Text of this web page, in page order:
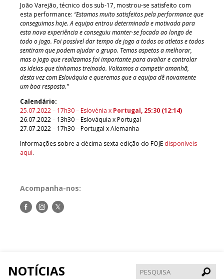
João Varejão, técnico dos sub-17, mostrou-se satisfeito com
esta performance: “Estamos muito satisfeitos pela performance que
conseguimos hoje. A equipa entrou determinada e motivada para
esta nova experiência e conseguiu manter-se focada ao longo de
todo o jogo. Foi possível dar tempo de jogo a todos os atletas e todos
sentiram que podem ajudar o grupo. Temos aspetos a melhorar,
mas o jogo que realizamos foi importante para avaliar e controlar
as ideias que tínhamos treinado. Voltamos a competir amanhã,
desta vez com Eslováquia e queremos que a equipa dê novamente
um boa resposta.”
Calendário:
25.07.2022 – 17h30 – Eslovénia x Portugal, 25:30 (12:14)
26.07.2022 – 13h30 – Eslováquia x Portugal
27.07.2022 – 17h30 – Portugal x Alemanha
Informações sobre a décima sexta edição do FOJE disponíveis
aqui.
Acompanha-nos:
Siga-Siga-Siga-
NOTÍCIAS